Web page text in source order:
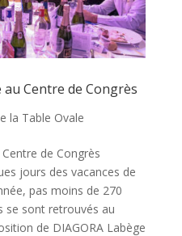
Centre de Congrès
la Table Ovale
de Congrès
jours des vacances de
pas moins de 270
se sont retrouvés au
de DIAGORA Labège